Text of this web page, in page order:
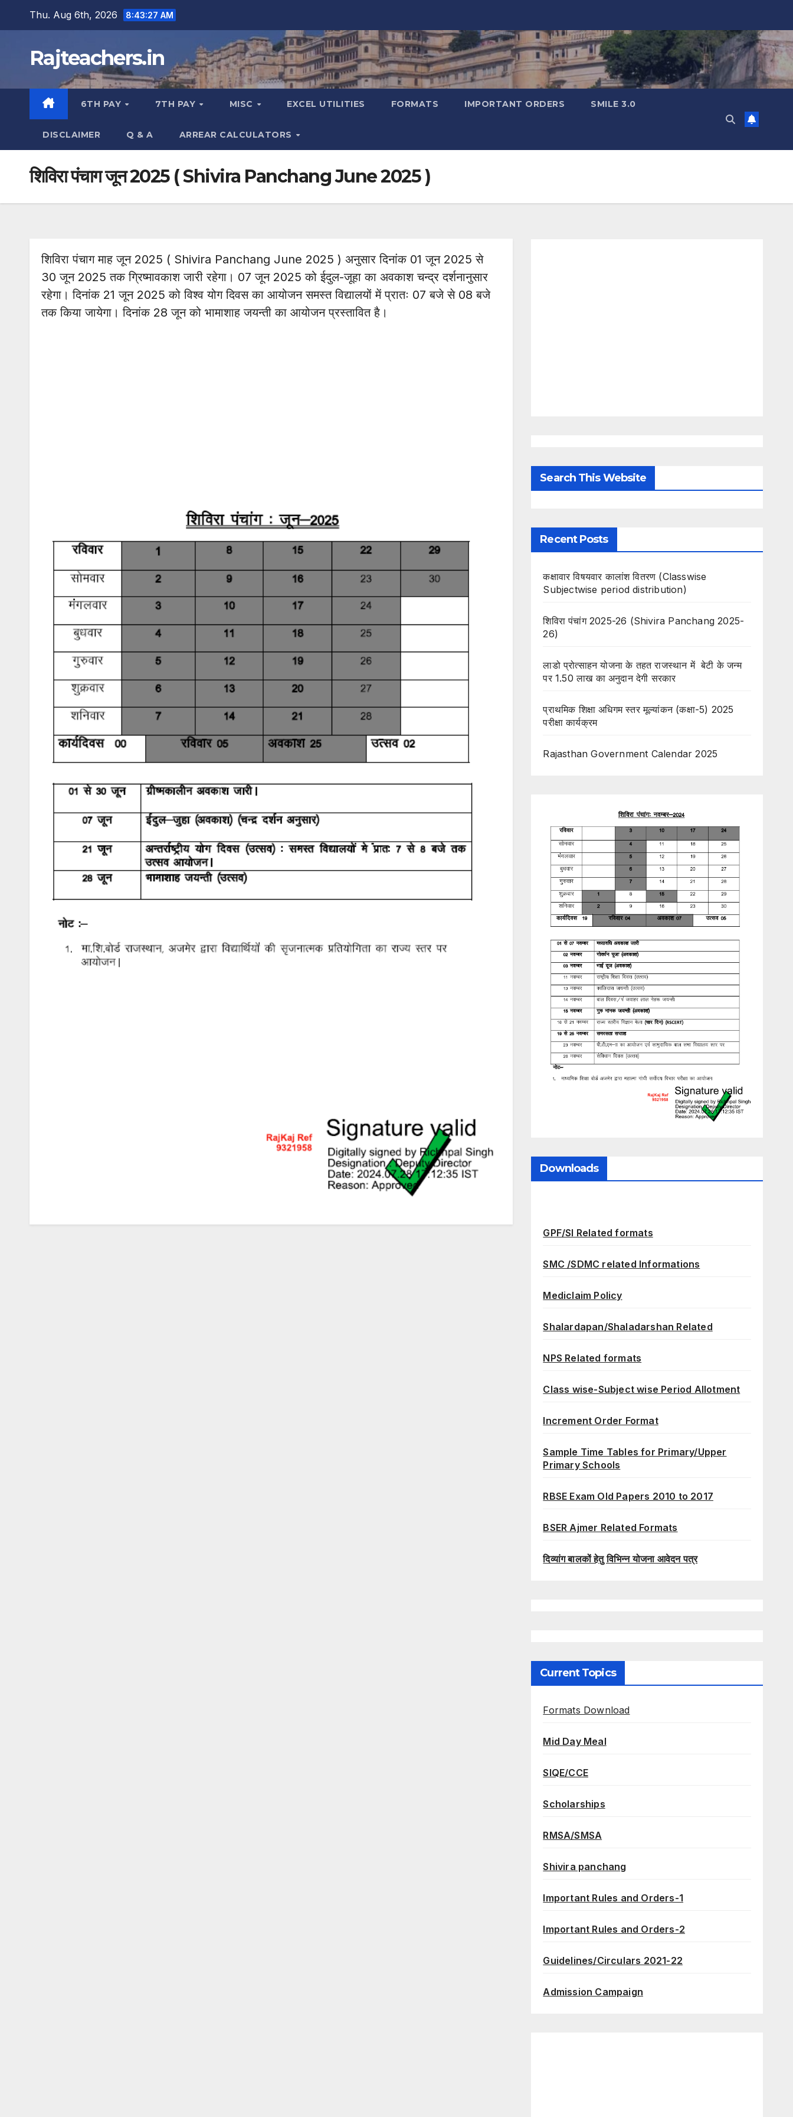
Thu. Aug 6th, 2026 8:43:28 AM
Rajteachers.in
6TH PAY 7TH PAY MISC EXCEL UTILITIES FORMATS IMPORTANT ORDERS SMILE 3.0
DISCLAIMER Q & A ARREAR CALCULATORS
शिविरा पंचाग जून 2025 ( Shivira Panchang June 2025 )
शिविरा पंचाग माह जून 2025 ( Shivira Panchang June 2025 ) अनुसार दिनांक 01 जून 2025 से
30 जून 2025 तक ग्रिष्मावकाश जारी रहेगा। 07 जून 2025 को ईदुल-जूहा का अवकाश चन्द्र दर्शनानुसार
रहेगा। दिनांक 21 जून 2025 को विश्व योग दिवस का आयोजन समस्त विद्यालयों में प्रातः 07 बजे से 08 बजे
तक किया जायेगा। दिनांक 28 जून को भामाशाह जयन्ती का आयोजन प्रस्तावित है।
Search This Website
Recent Posts
कक्षावार विषयवार कालांश वितरण (Classwise
Subjectwise period distribution)
शिविरा पंचांग 2025-26 (Shivira Panchang 2025-
26)
लाडो प्रोत्साहन योजना के तहत राजस्थान में बेटी के जन्म
पर 1.50 लाख का अनुदान देगी सरकार
प्राथमिक शिक्षा अधिगम स्तर मूल्यांकन (कक्षा-5) 2025
परीक्षा कार्यक्रम
Rajasthan Government Calendar 2025
Downloads
GPF/SI Related formats
SMC /SDMC related Informations
Mediclaim Policy
Shalardapan/Shaladarshan Related
NPS Related formats
Class wise-Subject wise Period Allotment
Increment Order Format
Sample Time Tables for Primary/Upper
Primary Schools
RBSE Exam Old Papers 2010 to 2017
BSER Ajmer Related Formats
दिव्यांग बालकों हेतु विभिन्न योजना आवेदन पत्र
Current Topics
Formats Download
Mid Day Meal
SIQE/CCE
Scholarships
RMSA/SMSA
Shivira panchang
Important Rules and Orders-1
Important Rules and Orders-2
Guidelines/Circulars 2021-22
Admission Campaign